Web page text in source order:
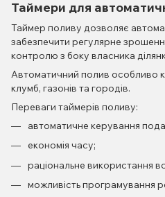
Таймери для
Таймер поливу дозволяє
забезпечити регулярне
контролю з боку власника
Автоматичний полив особливо
клумб, газонів та городів.
Переваги таймерів поливу:
автоматичне керування
економія часу;
раціональне використання
можливість програмування